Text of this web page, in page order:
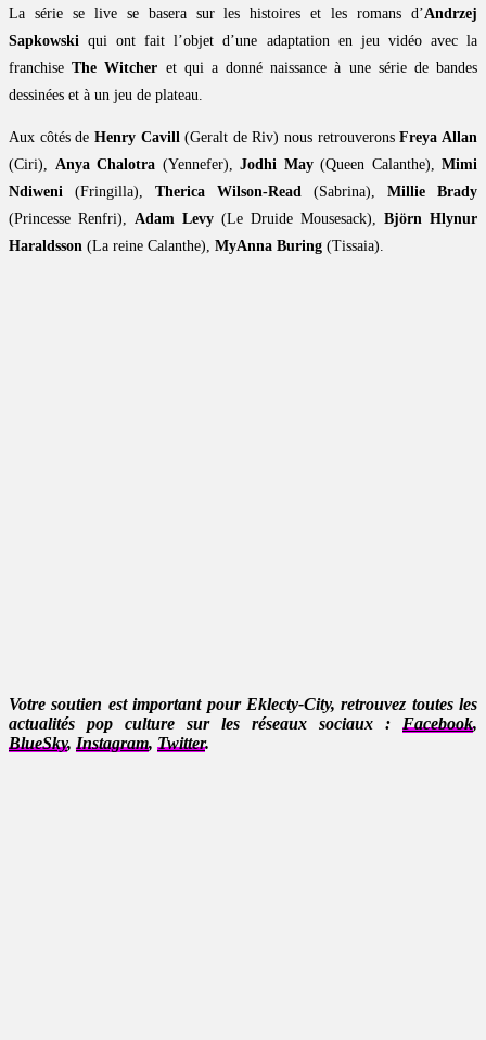
La série se live se basera sur les histoires et les romans d’Andrzej
Sapkowski qui ont fait l’objet d’une adaptation en jeu vidéo avec la
franchiseThe Witcher et qui a donné naissance à une série de bandes
dessinées et à un jeu de plateau.
Aux côtés de Henry Cavill(Geralt de Riv) nous retrouveronsFreya Allan
(Ciri), Anya Chalotra (Yennefer), Jodhi May(Queen Calanthe), Mimi
Ndiweni (Fringilla), Therica Wilson-Read (Sabrina), Millie Brady
(Princesse Renfri), Adam Levy (Le Druide Mousesack), Björn Hlynur
Haraldsson (La reine Calanthe), MyAnna Buring (Tissaia).
Votre soutien est important pour Eklecty-City, retrouvez toutes les
actualités pop culture sur les réseaux sociaux : Facebook,
BlueSky, Instagram, Twitter.